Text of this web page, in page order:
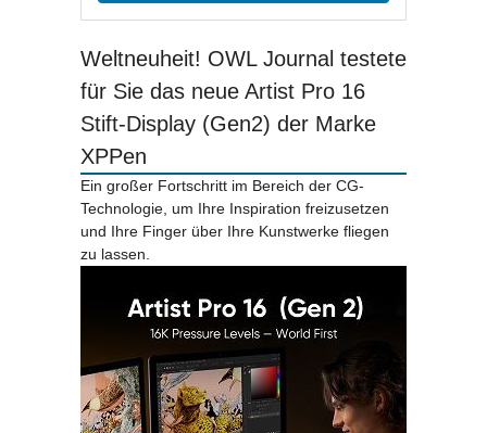
Weltneuheit! OWL Journal testete
für Sie das neue Artist Pro 16
Stift-Display (Gen2) der Marke
XPPen
Ein großer Fortschritt im Bereich der CG-
Technologie, um Ihre Inspiration freizusetzen
und Ihre Finger über Ihre Kunstwerke fliegen
zu lassen.